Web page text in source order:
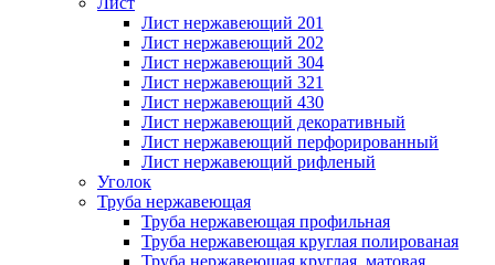
Лист нержавеющий 201
Лист нержавеющий 202
Лист нержавеющий 304
Лист нержавеющий 321
Лист нержавеющий 430
Лист нержавеющий декоративный
Лист нержавеющий перфорированный
Лист нержавеющий рифленый
Уголок
Труба нержавеющая
Труба нержавеющая профильная
Труба нержавеющая круглая полированая
Труба нержавеющая круглая матовая